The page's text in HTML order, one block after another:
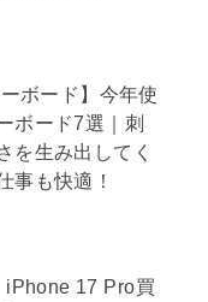
ボード】今年使
ボード7選｜刺
を生み出してく
事も快適！
iPhone 17 Pro買